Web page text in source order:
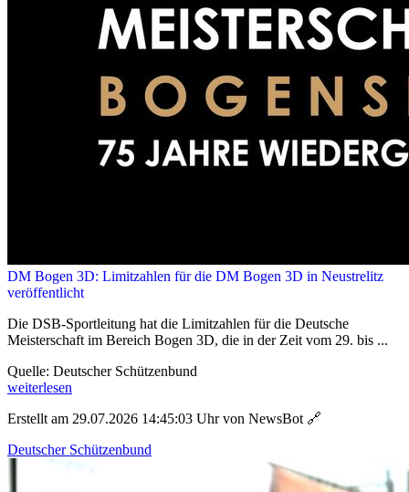
DM Bogen 3D: Limitzahlen für die DM Bogen 3D in Neustrelitz
veröffentlicht
Die DSB-Sportleitung hat die Limitzahlen für die Deutsche
Meisterschaft im Bereich Bogen 3D, die in der Zeit vom 29. bis ...
Quelle: Deutscher Schützenbund
weiterlesen
Erstellt am 29.07.2026 14:45:03 Uhr von NewsBot 🔗
Deutscher Schützenbund